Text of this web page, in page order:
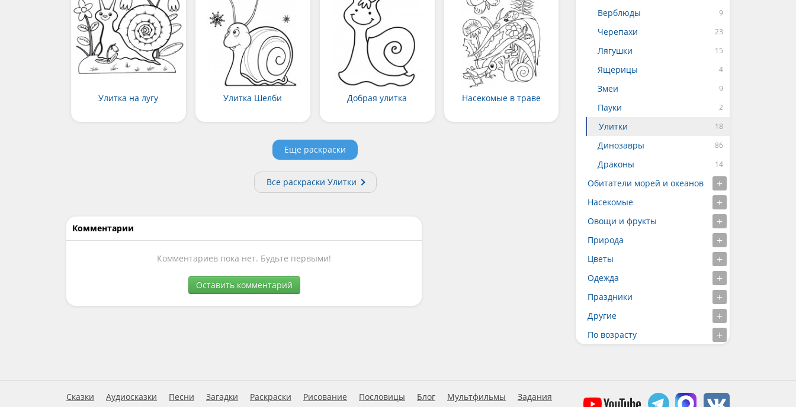
Улитка на лугу Улитка Шелби Добрая улитка Насекомые в траве
Еще раскраски
Все раскраски Улитки
Комментарии
Комментариев пока нет. Будьте первыми!
Оставить комментарий
Верблюды
Черепахи
Лягушки
Ящерицы
Змеи
Пауки
Улитки
Динозавры
Драконы
Обитатели морей и океанов
Насекомые
Овощи и фрукты
Природа
Цветы
Одежда
Праздники
Другие
По возрасту
Сказки Аудиосказки Песни Загадки Раскраски Рисование Пословицы Блог Мультфильмы Задания